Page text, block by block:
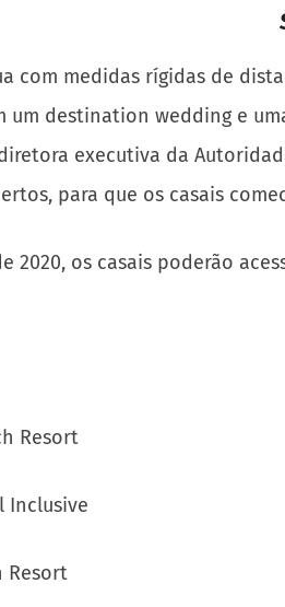
com medidas rígidas de
um destination wedding e
executiva da
para que os casais
2020, os casais poderão
Resort
Inclusive
Resort